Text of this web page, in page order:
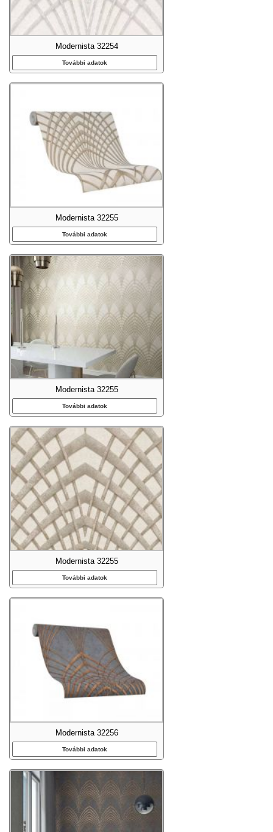
Modernista 32254
További adatok
Modernista 32255
További adatok
Modernista 32255
További adatok
Modernista 32255
További adatok
Modernista 32256
További adatok